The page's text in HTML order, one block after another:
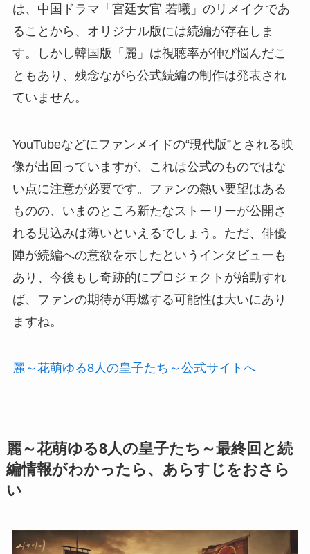
は、中国ドラマ「宮廷女官 若曦」のリメイクであ
ることから、オリジナル版には続編が存在しま
す。しかし韓国版「麗」は視聴率が伸び悩んだこ
ともあり、残念ながら公式続編の制作は発表され
ていません。
YouTubeなどにファンメイドの“現代版”とされる映
像が出回っていますが、これは公式のものではな
い点に注意が必要です。ファンの熱い要望はある
ものの、いまのところ新たなストーリーが公開さ
れる見込みは薄いといえるでしょう。ただ、俳優
陣が続編への意欲を示したというインタビューも
あり、今後もし奇跡的にプロジェクトが始動すれ
ば、ファンの期待が再燃する可能性は大いにあり
ますね。
麗～花萌ゆる8人の皇子たち～公式サイトへ
麗～花萌ゆる8人の皇子たち～最終回と続
編情報がわかったら、あらすじをおさら
い